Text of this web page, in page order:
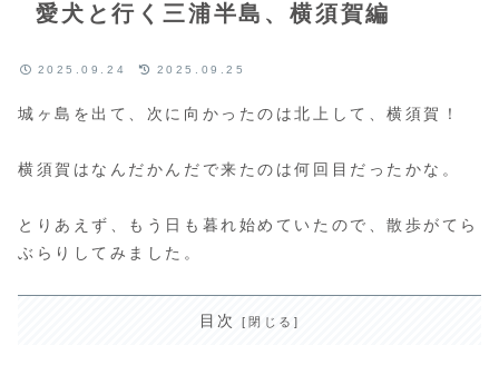
愛犬と行く三浦半島、横須賀編
2025.09.24 2025.09.25
城ヶ島を出て、次に向かったのは北上して、横須賀！
横須賀はなんだかんだで来たのは何回目だったかな。
とりあえず、もう日も暮れ始めていたので、散歩がてら
ぶらりしてみました。
目次